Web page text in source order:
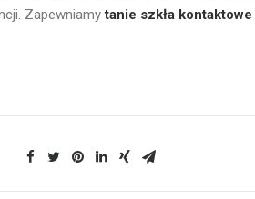
Zapewniamytanie szkła kontaktowe